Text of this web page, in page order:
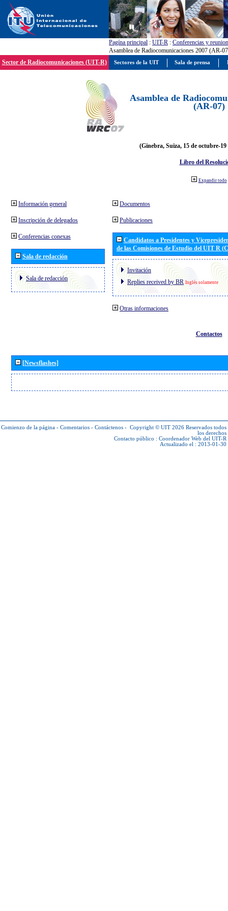
Pagína principal : UIT-R : Conferencias y
Asamblea de Radiocomunicaciones 2007 (AR-
Sector de Radiocomunicaciones (UIT-R)
Asamblea de
(AR-07)
(Ginebra, Suiza, 15 de octubre-19
Libro del
Expandir todo
Información general
Inscripción de delegados
Conferencias conexas
Sala de redacción
Sala de redacción
Documentos
Publicaciones
Candidatos a Presidentes y
de las Comisiones de Estudio del UIT R
Invitación
Replies received by BR Inglés solamente
Otras informaciones
Contactos
[Newsflashes]
Comienzo de la página - Comentarios - Contáctenos - Copyright © UIT 2026 Reservados todos
los derechos
Contacto público : Coordenador Web del UIT-R
Actualizado el : 2013-01-30
Sectores de la UIT Sala de prensa